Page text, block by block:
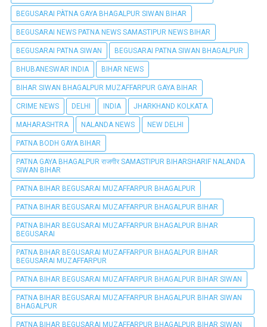
BEGUSARAI PÀTNA GAYA BHAGALPUR SIWAN BIHAR
BEGUSARAI NEWS PATNA NEWS SAMASTIPUR NEWS BIHAR
BEGUSARAI PATNA SIWAN BEGUSARAI PATNA SIWAN BHAGALPUR
BHUBANESWAR INDIA BIHAR NEWS
BIHAR SIWAN BHAGALPUR MUZAFFARPUR GAYA BIHAR
CRIME NEWS DELHI INDIA JHARKHAND KOLKATA
MAHARASHTRA NALANDA NEWS NEW DELHI
PATNA BODH GAYA BIHAR
PATNA GAYA BHAGALPUR राजगीर SAMASTIPUR BIHARSHARIF NALANDA
SIWAN BIHAR
PATNA BIHAR BEGUSARAI MUZAFFARPUR BHAGALPUR
PATNA BIHAR BEGUSARAI MUZAFFARPUR BHAGALPUR BIHAR
PATNA BIHAR BEGUSARAI MUZAFFARPUR BHAGALPUR BIHAR
BEGUSARAI
PATNA BIHAR BEGUSARAI MUZAFFARPUR BHAGALPUR BIHAR
BEGUSARAI MUZAFFARPUR
PATNA BIHAR BEGUSARAI MUZAFFARPUR BHAGALPUR BIHAR SIWAN
PATNA BIHAR BEGUSARAI MUZAFFARPUR BHAGALPUR BIHAR SIWAN
BHAGALPUR
PATNA BIHAR BEGUSARAI MUZAFFARPUR BHAGALPUR BIHAR SIWAN